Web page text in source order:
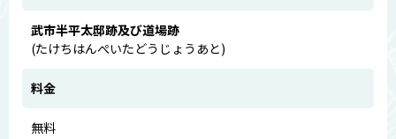
武市半平太邸跡及び道場跡
(たけちはんぺいたどうじょうあと)
料金
無料